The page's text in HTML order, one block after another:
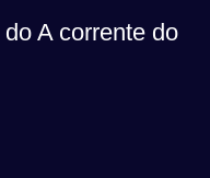
do A corrente do